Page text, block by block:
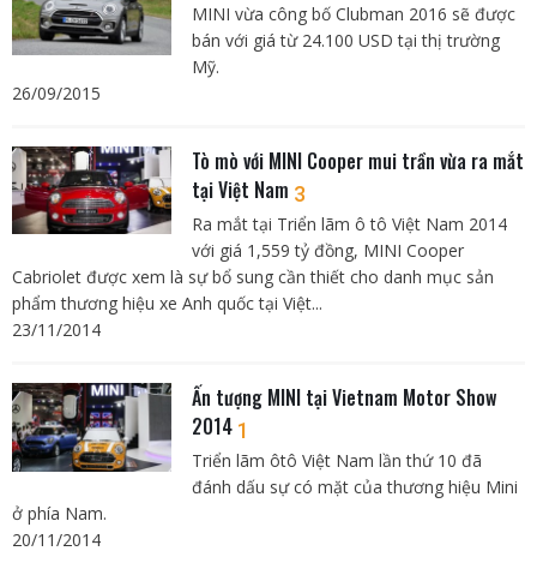
MINI vừa công bố Clubman 2016 sẽ được
bán với giá từ 24.100 USD tại thị trường
Mỹ.
26/09/2015
Tò mò với MINI Cooper mui trần vừa ra mắt
tại Việt Nam 3
Ra mắt tại Triển lãm ô tô Việt Nam 2014
với giá 1,559 tỷ đồng, MINI Cooper
Cabriolet được xem là sự bổ sung cần thiết cho danh mục sản
phẩm thương hiệu xe Anh quốc tại Việt...
23/11/2014
Ấn tượng MINI tại Vietnam Motor Show
2014 1
Triển lãm ôtô Việt Nam lần thứ 10 đã
đánh dấu sự có mặt của thương hiệu Mini
ở phía Nam.
20/11/2014